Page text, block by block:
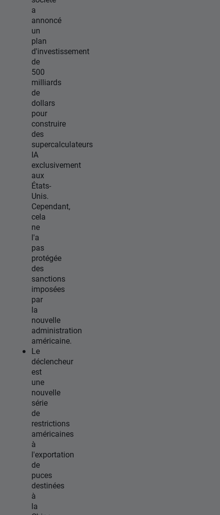
a
annoncé
un
plan
d'investissement
de
500
milliards
de
dollars
pour
construire
des
supercalculateurs
IA
exclusivement
aux
États-
Unis.
Cependant,
cela
ne
l'a
pas
protégée
des
sanctions
imposées
par
la
nouvelle
administration
américaine.
Le
déclencheur
est
une
nouvelle
série
de
restrictions
américaines
à
l'exportation
de
puces
destinées
à
la